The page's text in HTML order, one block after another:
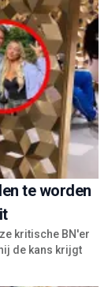
te worden
kritische BN'er
de kans krijgt